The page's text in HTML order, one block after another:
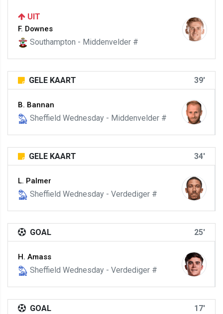
UIT
F. Downes
Southampton - Middenvelder #
GELE KAART 39'
B. Bannan
Sheffield Wednesday - Middenvelder #
GELE KAART 34'
L. Palmer
Sheffield Wednesday - Verdediger #
GOAL 25'
H. Amass
Sheffield Wednesday - Verdediger #
GOAL 17'